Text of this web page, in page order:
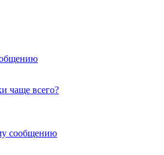
чаще всего?
сообщению